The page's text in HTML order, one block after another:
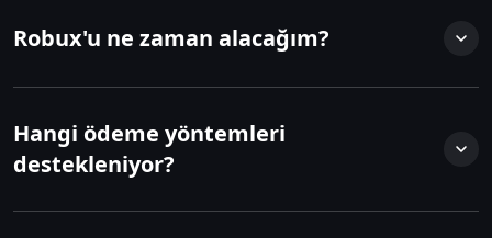
Robux'u ne zaman alacağım?
Hangi ödeme yöntemleri
destekleniyor?